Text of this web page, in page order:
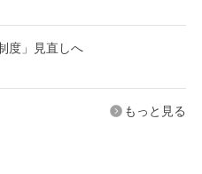
度」見直しへ
もっと見る